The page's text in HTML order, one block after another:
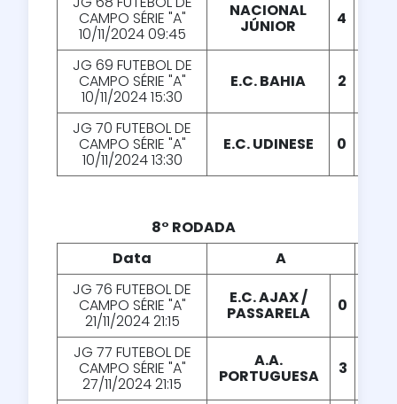
CAMPO SÉRIE "A"
10/11/2024 09:45
NACIONAL
JÚNIOR 4
JG 69 FUTEBOL DE
CAMPO SÉRIE "A"
10/11/2024 15:30
E.C. BAHIA 2
JG 70 FUTEBOL DE
CAMPO SÉRIE "A"
10/11/2024 13:30
E.C. UDINESE 0
8° RODADA
Data
A
JG 76 FUTEBOL DE
CAMPO SÉRIE "A"
21/11/2024 21:15
E.C. AJAX /
PASSARELA 0
JG 77 FUTEBOL DE
CAMPO SÉRIE "A"
27/11/2024 21:15
A.A.
PORTUGUESA 3